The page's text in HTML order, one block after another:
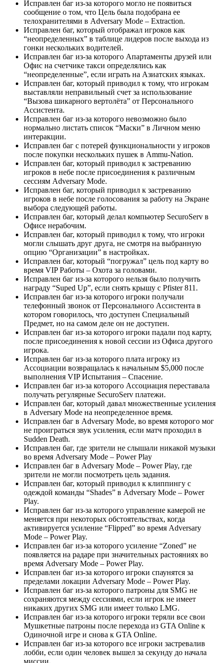
Исправлен баг из-за которого могло не появиться
сообщение о том, что Цель была подобрана ее
телохранителями в Adversary Mode – Extraction.
Исправлен баг, который отображал игроков как
“неопределенных” в таблице лидеров после выхода из
гонки нескольких водителей.
Исправлен баг из-за которого Апартаменты друзей или
Офис на счетчике такси определялись как
“неопределенные”, если играть на Азиатских языках.
Исправлен баг, который приводил к тому, что игрокам
выставляли неправильный счет за использование
“Вызова шикарного вертолёта” от Персонального
Ассистента.
Исправлен баг из-за которого невозможно было
нормально листать список “Маски” в Личном меню
интеракции.
Исправлен баг с потерей функциональности у игроков
после покупки нескольких пушек в Ammu-Nation.
Исправлен баг, который приводил к застреванию
игроков в небе после присоединения к различным
сессиям Adversary Mode.
Исправлен баг, который приводил к застреванию
игроков в небе после голосования за работу на Экране
выбора следующей работы.
Исправлен баг, который делал компьютер SecuroServ в
Офисе нерабочим.
Исправлен баг, который приводил к тому, что игроки
могли слышать друг друга, не смотря на выбранную
опцию “Организации” в настройках.
Исправлен баг, который “погружал” цель под карту во
время VIP Работы – Охота за головами.
Исправлен баг из-за которого нельзя было получить
награду “Suped Up”, если снять крышу с Pfister 811.
Исправлен баг из-за которого игроки получали
телефонный звонок от Персонального Ассистента в
котором говорилось, что доступен Специальный
Предмет, но на самом деле он не доступен.
Исправлен баг из-за которого игроки падали под карту,
после присоединения к новой сессии из Офиса другого
игрока.
Исправлен баг из-за которого плата игроку из
Ассоциации возвращалась к начальным $5,000 после
выполнения VIP Испытания – Спасение.
Исправлен баг из-за которого Ассоциация переставала
получать регулярные SecuroServ платежи.
Исправлен баг, который давал множественные усиления
в Adversary Mode на неопределенное время.
Исправлен баг в Adversary Mode, во время которого мог
не проиграться звук усиления, если матч проходил в
Sudden Death.
Исправлен баг, где зрители не слышали никакой музыки
во время Adversary Mode – Power Play
Исправлен баг в Adversary Mode – Power Play, где
зрители не могли посмотреть цель задания.
Исправлен баг, который приводил к клиппингу с
одеждой команды “Shades” в Adversary Mode – Power
Play.
Исправлен баг из-за которого управление камерой не
меняется при некоторых обстоятельствах, когда
активируется усиление “Flipped” во время Adversary
Mode – Power Play.
Исправлен баг из-за которого усиление “Zoned” не
появляется на радаре при значительных растояниях во
время Adversary Mode – Power Play.
Исправлен баг из-за которого игроки спаунятся за
пределами локации Adversary Mode – Power Play.
Исправлен баг из-за которого патроны для SMG не
сохраняются между сессиями, если игрок не имеет
никаких других SMG или имеет только LMG.
Исправлен баг из-за которого игроки теряли все свои
Мушкетные патроны после перехода из GTA Online к
Одиночной игре и снова к GTA Online.
Исправлен баг из-за которого все игроки застревалив
лобби, если один человек вышел за секунду до начала
миссии.